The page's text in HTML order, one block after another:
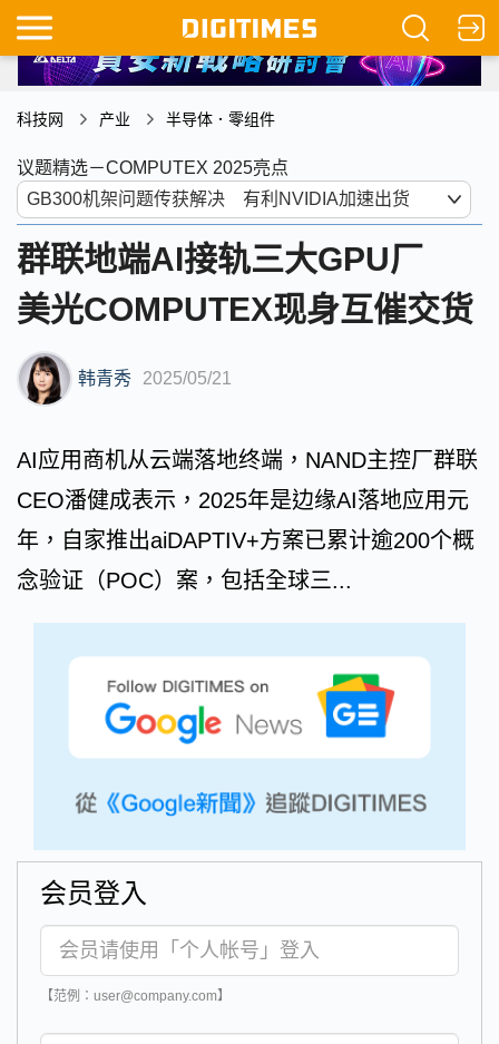
科技网 产业 半导体．零组件
议题精选－COMPUTEX 2025亮点
群联地端AI接轨三大GPU厂
美光COMPUTEX现身互催交货
韩青秀 2025/05/21
AI应用商机从云端落地终端，NAND主控厂群联
CEO潘健成表示，2025年是边缘AI落地应用元
年，自家推出aiDAPTIV+方案已累计逾200个概
念验证（POC）案，包括全球三...
会员登入
【范例：user@company.com】